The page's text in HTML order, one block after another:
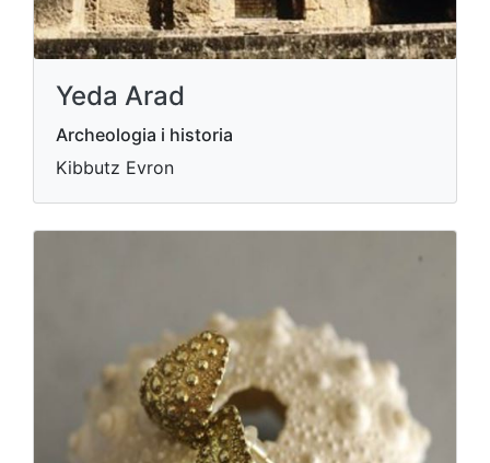
Yeda Arad
Archeologia i historia
Kibbutz Evron